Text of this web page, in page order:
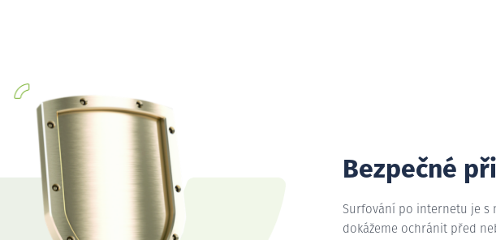
Bezpečné
Surfování po internetu je s
dokážeme ochránit před